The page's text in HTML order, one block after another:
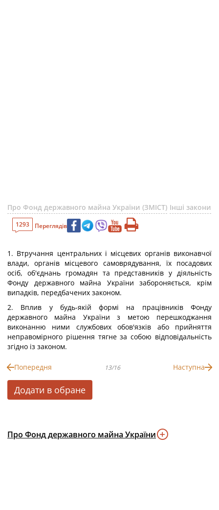
Про Фонд державного майна України (ЗМІСТ) Інші закони
1293 Переглядів
1. Втручання центральних і місцевих органів виконавчої
влади, органів місцевого самоврядування, їх посадових
осіб, об'єднань громадян та представників у діяльність
Фонду державного майна України забороняється, крім
випадків, передбачених законом.
2. Вплив у будь-якій формі на працівників Фонду
державного майна України з метою перешкоджання
виконанню ними службових обов'язків або прийняття
неправомірного рішення тягне за собою відповідальність
згідно із законом.
Попередня 13/16 Наступна
Додати в обране
Про Фонд державного майна України